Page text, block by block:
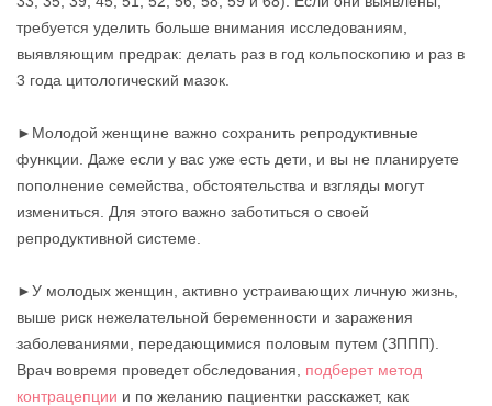
требуется уделить больше внимания исследованиям,
выявляющим предрак: делать раз в год кольпоскопию и раз в
3 года цитологический мазок.
►Молодой женщине важно сохранить репродуктивные
функции. Даже если у вас уже есть дети, и вы не планируете
пополнение семейства, обстоятельства и взгляды могут
измениться. Для этого важно заботиться о своей
репродуктивной системе.
►У молодых женщин, активно устраивающих личную жизнь,
выше риск нежелательной беременности и заражения
заболеваниями, передающимися половым путем (ЗППП).
Врач вовремя проведет обследования, подберет метод
контрацепции и по желанию пациентки расскажет, как